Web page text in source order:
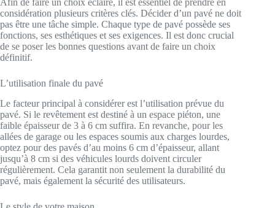
considération plusieurs critères clés. Décider d’un pavé ne doit
pas être une tâche simple. Chaque type de pavé possède ses
fonctions, ses esthétiques et ses exigences. Il est donc crucial
de se poser les bonnes questions avant de faire un choix
définitif.
L’utilisation finale du pavé
Le facteur principal à considérer est l’utilisation prévue du
pavé. Si le revêtement est destiné à un espace piéton, une
faible épaisseur de 3 à 6 cm suffira. En revanche, pour les
allées de garage ou les espaces soumis aux charges lourdes,
optez pour des pavés d’au moins 6 cm d’épaisseur, allant
jusqu’à 8 cm si des véhicules lourds doivent circuler
régulièrement. Cela garantit non seulement la durabilité du
pavé, mais également la sécurité des utilisateurs.